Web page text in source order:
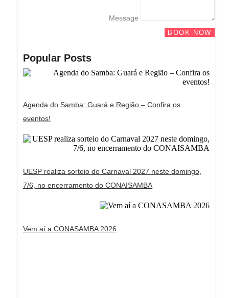
Message
BOOK NOW
Popular Posts
Agenda do Samba: Guará e Região – Confira os
eventos!
UESP realiza sorteio do Carnaval 2027 neste domingo,
7/6, no encerramento do CONAISAMBA
Vem aí a CONASAMBA 2026